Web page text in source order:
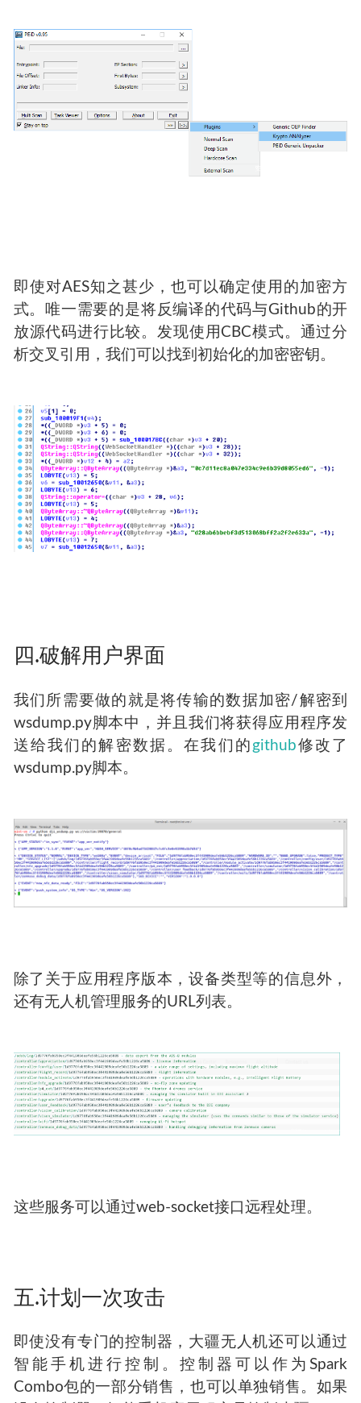
即使对AES知之甚少，也可以确定使用的加密方
式。唯一需要的是将反编译的代码与Github的开
放源代码进行比较。发现使用CBC模式。通过分
析交叉引用，我们可以找到初始化的加密密钥。
四.破解用户界面
我们所需要做的就是将传输的数据加密/解密到
wsdump.py脚本中，并且我们将获得应用程序发
送给我们的解密数据。在我们的 github修改了
wsdump.py脚本。
除了关于应用程序版本，设备类型等的信息外，
还有无人机管理服务的URL列表。
这些服务可以通过web-socket接口远程处理。
五.计划一次攻击
即使没有专门的控制器，大疆无人机还可以通过
智能手机进行控制。控制器可以作为Spark
Combo包的一部分销售，也可以单独销售。如果